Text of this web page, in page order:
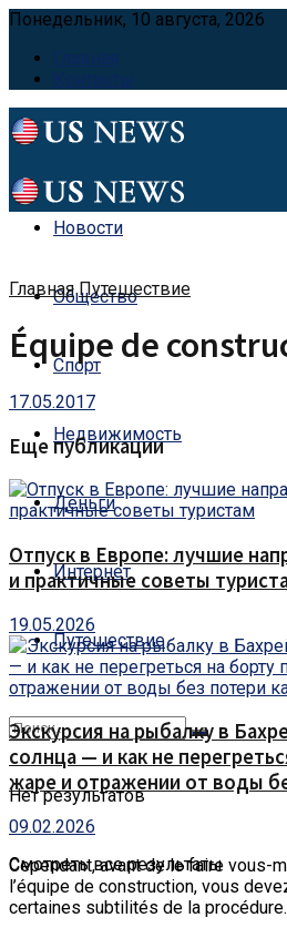
Понедельник, 10 августа, 2026
Главная
Контакты
Новости
Общество
Спорт
Недвижимость
Деньги
Интернет
Путешествие
Нет результатов
Смотреть все результаты
Главная Путешествие
Équipe de
17.05.2017
Еще публикации
Отпуск в Европе: лучшие
и практичные советы
19.05.2026
Экскурсия на рыбалку в
солнца — и как не
жаре и отражении от воды
09.02.2026
Cependant, avant de le faire vous-
l’équipe de construction, vous
certaines subtilités de la procédure.